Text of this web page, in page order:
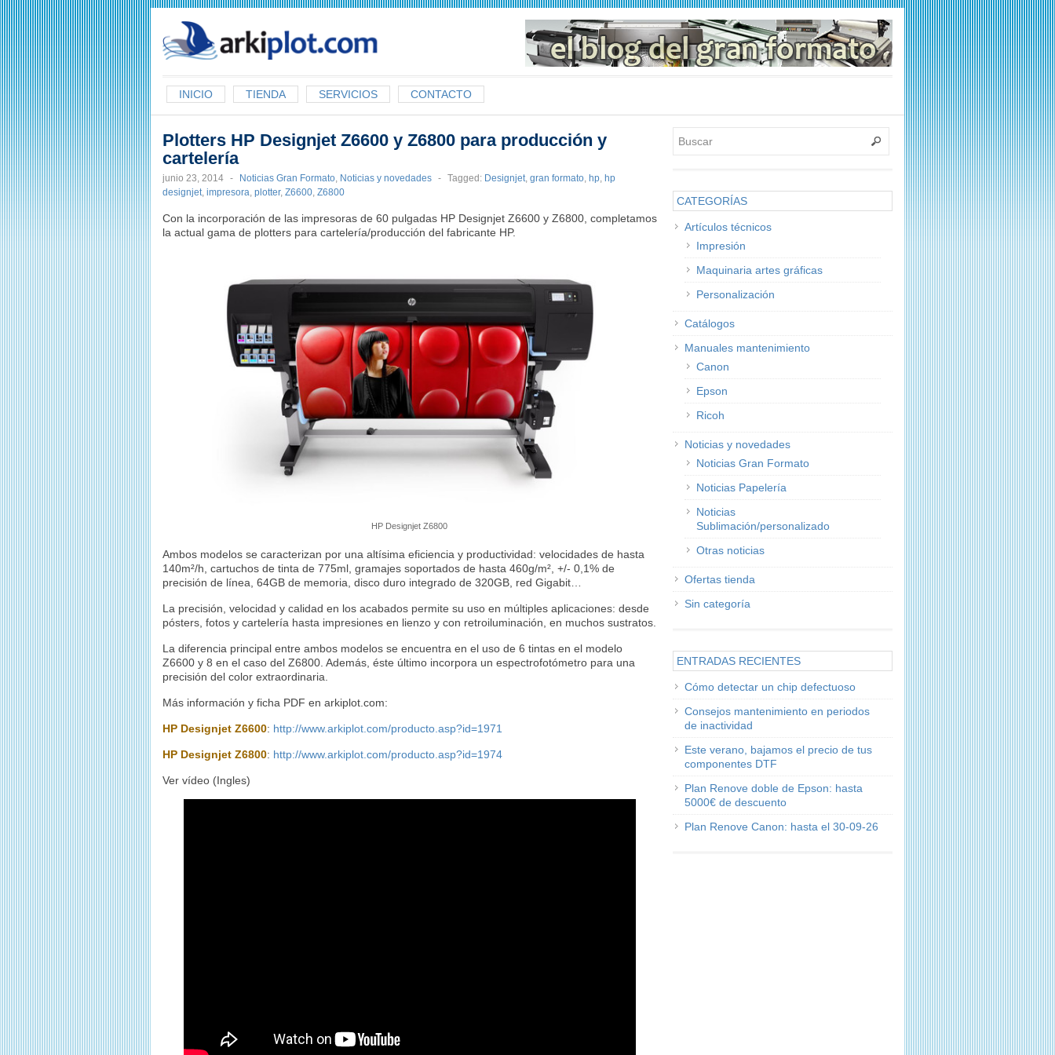
INICIO TIENDA SERVICIOS CONTACTO
Plotters HP Designjet Z6600 y Z6800 para producción y
cartelería
junio 23, 2014 - Noticias Gran Formato, Noticias y novedades - Tagged: Designjet, gran formato, hp, hp
designjet, impresora, plotter, Z6600, Z6800
Con la incorporación de las impresoras de 60 pulgadas HP Designjet Z6600 y Z6800, completamos
la actual gama de plotters para cartelería/producción del fabricante HP.
HP Designjet Z6800
Ambos modelos se caracterizan por una altísima eficiencia y productividad: velocidades de hasta
140m²/h, cartuchos de tinta de 775ml, gramajes soportados de hasta 460g/m², +/- 0,1% de
precisión de línea, 64GB de memoria, disco duro integrado de 320GB, red Gigabit…
La precisión, velocidad y calidad en los acabados permite su uso en múltiples aplicaciones: desde
pósters, fotos y cartelería hasta impresiones en lienzo y con retroiluminación, en muchos sustratos.
La diferencia principal entre ambos modelos se encuentra en el uso de 6 tintas en el modelo
Z6600 y 8 en el caso del Z6800. Además, éste último incorpora un espectrofotómetro para una
precisión del color extraordinaria.
Más información y ficha PDF en arkiplot.com:
HP Designjet Z6600: http://www.arkiplot.com/producto.asp?id=1971
HP Designjet Z6800: http://www.arkiplot.com/producto.asp?id=1974
Ver vídeo (Ingles)
CATEGORÍAS
Artículos técnicos
Impresión
Maquinaria artes gráficas
Personalización
Catálogos
Manuales mantenimiento
Canon
Epson
Ricoh
Noticias y novedades
Noticias Gran Formato
Noticias Papelería
Noticias
Sublimación/personalizado
Otras noticias
Ofertas tienda
Sin categoría
ENTRADAS RECIENTES
Cómo detectar un chip defectuoso
Consejos mantenimiento en periodos
de inactividad
Este verano, bajamos el precio de tus
componentes DTF
Plan Renove doble de Epson: hasta
5000€ de descuento
Plan Renove Canon: hasta el 30-09-26